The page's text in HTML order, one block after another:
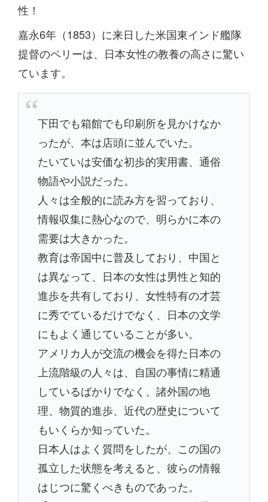
性！
嘉永6年（1853）に来日した米国東インド艦隊
提督のペリーは、日本女性の教養の高さに驚い
ています。
下田でも箱館でも印刷所を見かけなか
ったが、本は店頭に並んでいた。
たいていは安価な初歩的実用書、通俗
物語や小説だった。
人々は全般的に読み方を習っており、
情報収集に熱心なので、明らかに本の
需要は大きかった。
教育は帝国中に普及しており、中国と
は異なって、日本の女性は男性と知的
進歩を共有しており、女性特有の才芸
に秀でているだけでなく、日本の文学
にもよく通じていることが多い。
アメリカ人が交流の機会を得た日本の
上流階級の人々は、自国の事情に精通
しているばかりでなく、諸外国の地
理、物質的進歩、近代の歴史について
もいくらか知っていた。
日本人はよく質問をしたが、この国の
孤立した状態を考えると、彼らの情報
はじつに驚くべきものであった。